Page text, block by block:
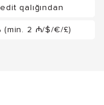
qalığından
(min. 2 ₼/$/€/£)